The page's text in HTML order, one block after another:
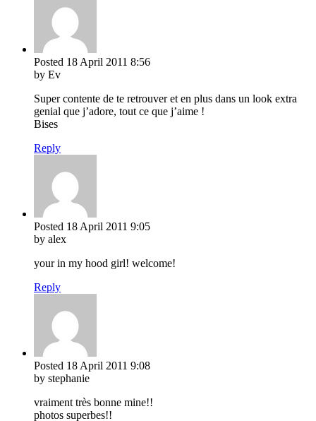
Posted 18 April 2011 8:56
by Ev
Super contente de te retrouver et en plus dans un look extra
genial que j’adore, tout ce que j’aime !
Bises
Reply
Posted 18 April 2011 9:05
by alex
your in my hood girl! welcome!
Reply
Posted 18 April 2011 9:08
by stephanie
vraiment très bonne mine!!
photos superbes!!